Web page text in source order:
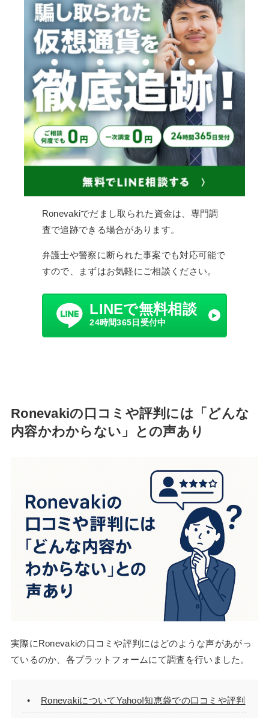
Ronevakiでだまし取られた資金は、専門調
査で追跡できる場合があります。
弁護士や警察に断られた事案でも対応可能で
すので、まずはお気軽にご相談ください。
LINEで無料相談
24時間365日受付中
Ronevakiの口コミや評判には「どんな
内容かわからない」との声あり
実際にRonevakiの口コミや評判にはどのような声があがっ
ているのか、各プラットフォームにて調査を行いました。
RonevakiについてYahoo!知恵袋での口コミや評判